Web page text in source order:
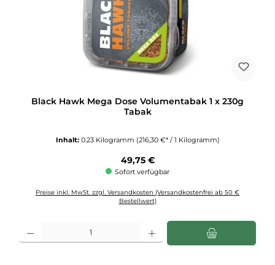
Black Hawk Mega Dose Volumentabak 1 x 230g
Tabak
Inhalt: 0.23 Kilogramm (216,30 €* / 1 Kilogramm)
Regulärer Preis:
49,75 €
Sofort verfügbar
Preise inkl. MwSt. zzgl. Versandkosten (Versandkostenfrei ab 50 €
Bestellwert)
Produkt Anzahl: Gib den gewünschten Wert ein oder benutze die Schaltflächen